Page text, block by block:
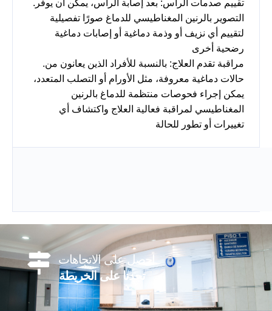
.تقييم صدمات الرأس: بعد إصابة الرأس، يمكن أن يوفر
التصوير بالرنين المغناطيسي للدماغ صورًا تفصيلية
لتقييم أي نزيف أو وذمة دماغية أو إصابات دماغية
رضحية أخرى
.مراقبة تقدم العلاج: بالنسبة للأفراد الذين يعانون من
حالات دماغية معروفة، مثل الأورام أو التصلب المتعدد،
يمكن إجراء فحوصات منتظمة للدماغ بالرنين
المغناطيسي لمراقبة فعالية العلاج واكتشاف أي
تغييرات أو تطور للحالة
احصل على الاتجاهات
تجدنا على الخريطة